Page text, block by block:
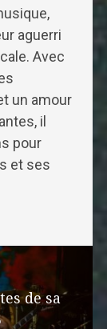
aguerri
Avec
un amour
il
pour
et ses
de sa